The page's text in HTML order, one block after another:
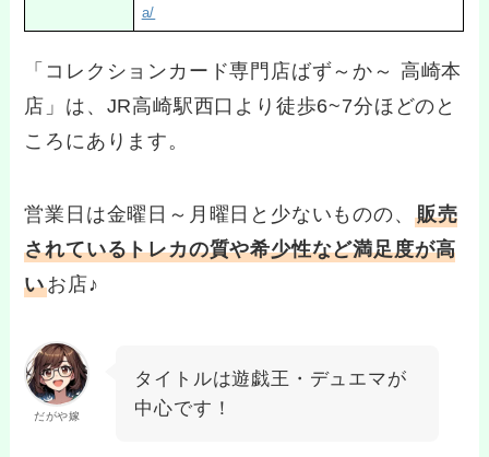
a/
「コレクションカード専門店ばず～か～ 高崎本
店」は、JR高崎駅西口より徒歩6~7分ほどのと
ころにあります。
営業日は金曜日～月曜日と少ないものの、 販売
されているトレカの質や希少性など満足度が高
いお店♪
だがや嫁
タイトルは遊戯王・デュエマが
中心です！